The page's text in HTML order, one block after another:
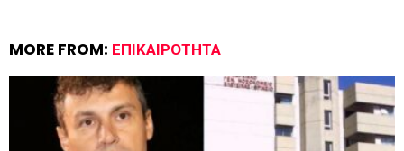
MORE FROM: ΕΠΙΚΑΙΡΌΤΗΤΑ